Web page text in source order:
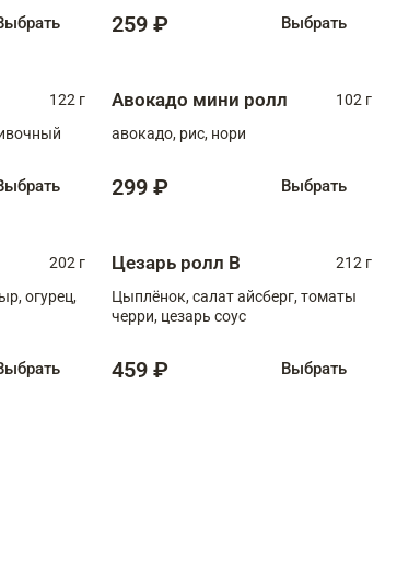
259 ₽ Выбрать
122 г
Авокадо мини ролл
102 г
авокадо, рис, нори
299 ₽ Выбрать
202 г
огурец,
Цезарь ролл В
212 г
Цыплёнок, салат айсберг, томаты
черри, цезарь соус
459 ₽ Выбрать